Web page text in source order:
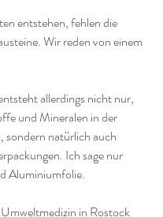
entstehen, fehlen die
Wir reden von einem
allerdings nicht nur,
und Mineralen in der
sondern natürlich auch
Ich sage nur
Aluminiumfolie.
in Rostock